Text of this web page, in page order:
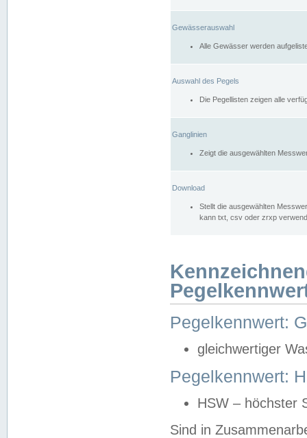
Gewässerauswahl
Alle Gewässer werden
Auswahl des Pegels
Die Pegellisten zeigen alle
Ganglinien
Zeigt die ausgewählten
Download
Stellt die ausgewählten
kann txt, csv oder zrxp
Pegelkennwert:
gleichwertiger
Pegelkennwert:
HSW – höchster
Sind in